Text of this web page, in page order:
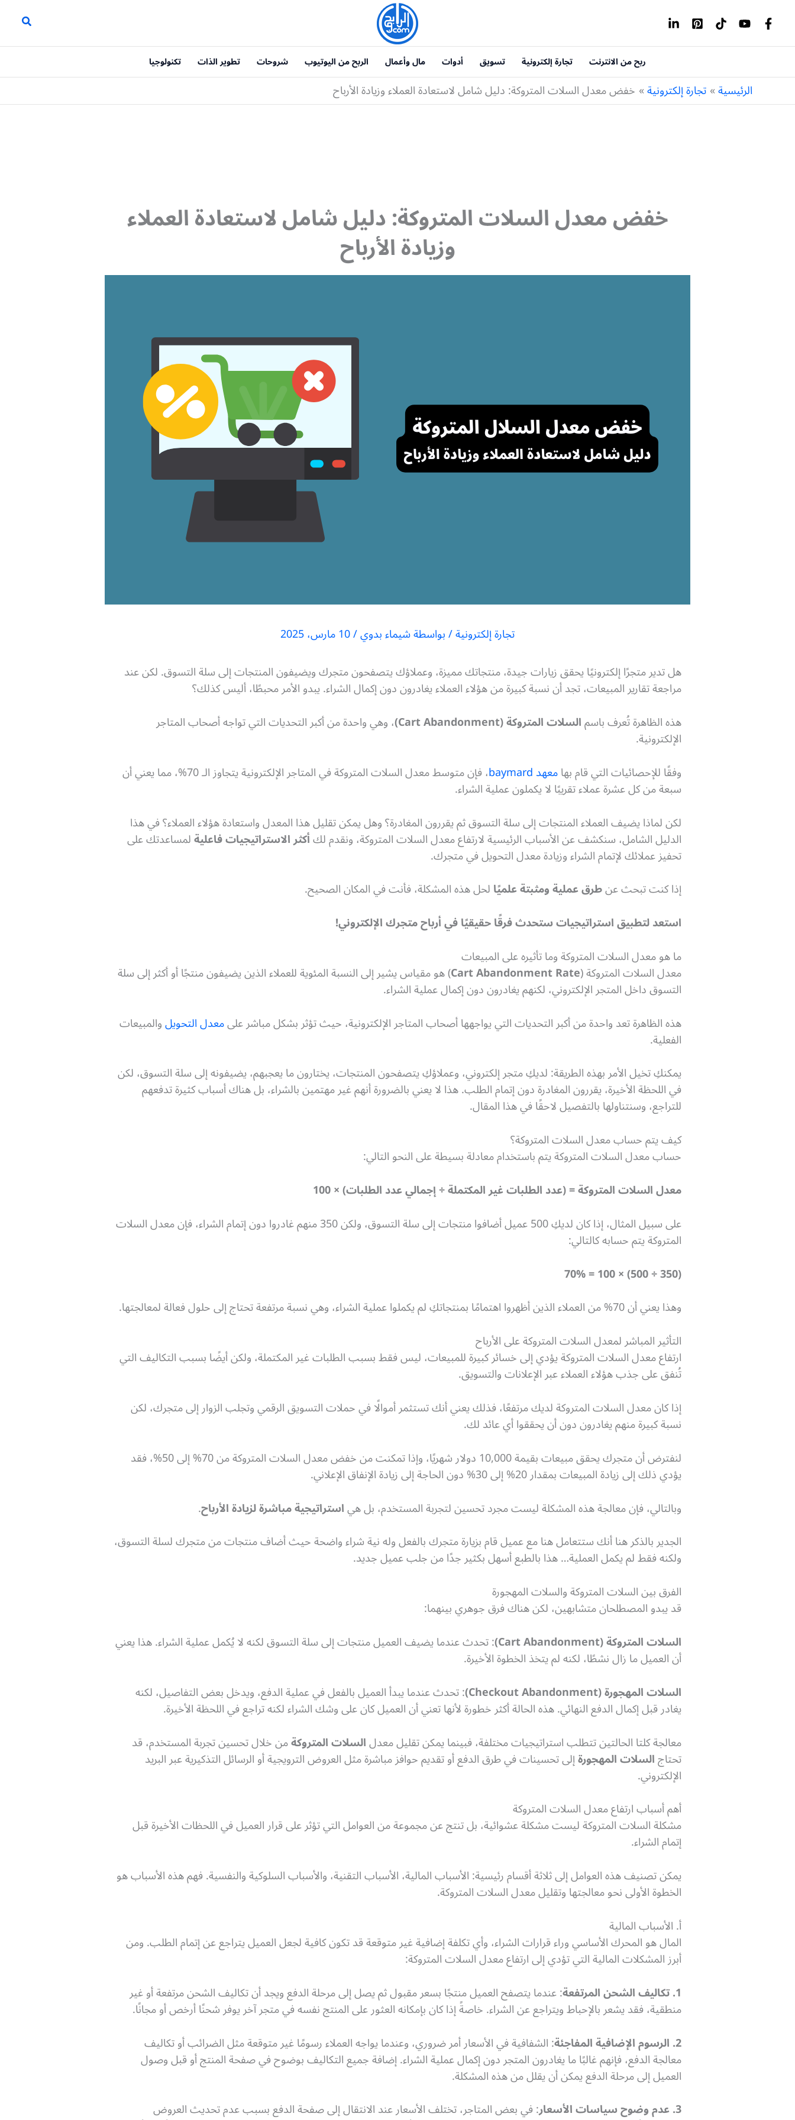
المحتوى
ربح من الانترنت تجارة إلكترونية تسويق أدوات مال وأعمال الربح من اليوتيوب شروحات تطوير الذات تكنولوجيا
الرئيسية تجارة إلكترونية خفض معدل السلات المتروكة: دليل شامل لاستعادة العملاء وزيادة الأرباح
خفض معدل السلات المتروكة: دليل شامل لاستعادة العملاء
وزيادة الأرباح
تجارة إلكترونية/ بواسطةشيماء بدوي/10 مارس، 2025
هل تدير متجرًا إلكترونيًا يحقق زيارات جيدة، منتجاتك مميزة، وعملاؤك يتصفحون متجرك ويضيفون المنتجات إلى سلة التسوق. لكن عند
مراجعة تقارير المبيعات، تجد أن نسبة كبيرة من هؤلاء العملاء يغادرون دون إكمال الشراء. يبدو الأمر محبطًا، أليس كذلك؟
هذه الظاهرة تُعرف باسمالسلات المتروكة (Cart Abandonment) ، وهي واحدة من أكبر التحديات التي تواجه أصحاب المتاجر
الإلكترونية.
وفقًا للإحصائيات التي قام بهامعهد baymard ، فإن متوسط معدل السلات المتروكة في المتاجر الإلكترونية يتجاوز الـ 70%، مما يعني أن
سبعة من كل عشرة عملاء تقريبًا لا يكملون عملية الشراء.
لكن لماذا يضيف العملاء المنتجات إلى سلة التسوق ثم يقررون المغادرة؟ وهل يمكن تقليل هذا المعدل واستعادة هؤلاء العملاء؟ في هذا
الدليل الشامل، سنكشف عن الأسباب الرئيسية لارتفاع معدل السلات المتروكة، ونقدم لكأكثر الاستراتيجيات فاعليةلمساعدتك على
تحفيز عملائك لإتمام الشراء وزيادة معدل التحويل في متجرك.
إذا كنت تبحث عنطرق عملية ومثبتة علميًالحل هذه المشكلة، فأنت في المكان الصحيح.
استعد لتطبيق استراتيجيات ستحدث فرقًا حقيقيًا في أرباح متجرك الإلكتروني!
ما هو معدل السلات المتروكة وما تأثيره على المبيعات
معدل السلات المتروكة (Cart Abandonment Rate) هو مقياس يشير إلى النسبة المئوية للعملاء الذين يضيفون منتجًا أو أكثر إلى سلة
التسوق داخل المتجر الإلكتروني، لكنهم يغادرون دون إكمال عملية الشراء.
هذه الظاهرة تعد واحدة من أكبر التحديات التي يواجهها أصحاب المتاجر الإلكترونية، حيث تؤثر بشكل مباشر علىمعدل التحويلوالمبيعات
الفعلية.
يمكنكِ تخيل الأمر بهذه الطريقة: لديكِ متجر إلكتروني، وعملاؤكِ يتصفحون المنتجات، يختارون ما يعجبهم، يضيفونه إلى سلة التسوق، لكن
في اللحظة الأخيرة، يقررون المغادرة دون إتمام الطلب. هذا لا يعني بالضرورة أنهم غير مهتمين بالشراء، بل هناك أسباب كثيرة تدفعهم
للتراجع، وسنتناولها بالتفصيل لاحقًا في هذا المقال.
كيف يتم حساب معدل السلات المتروكة؟
حساب معدل السلات المتروكة يتم باستخدام معادلة بسيطة على النحو التالي:
معدل السلات المتروكة = (عدد الطلبات غير المكتملة ÷ إجمالي عدد الطلبات) × 100
على سبيل المثال، إذا كان لديكِ 500 عميل أضافوا منتجات إلى سلة التسوق، ولكن 350 منهم غادروا دون إتمام الشراء، فإن معدل السلات
المتروكة يتم حسابه كالتالي:
(350 ÷ 500) × 100 = 70%
وهذا يعني أن 70% من العملاء الذين أظهروا اهتمامًا بمنتجاتكِ لم يكملوا عملية الشراء، وهي نسبة مرتفعة تحتاج إلى حلول فعالة لمعالجتها.
التأثير المباشر لمعدل السلات المتروكة على الأرباح
ارتفاع معدل السلات المتروكة يؤدي إلى خسائر كبيرة للمبيعات، ليس فقط بسبب الطلبات غير المكتملة، ولكن أيضًا بسبب التكاليف التي
تُنفق على جذب هؤلاء العملاء عبر الإعلانات والتسويق.
إذا كان معدل السلات المتروكة لديك مرتفعًا، فذلك يعني أنك تستثمر أموالًا في حملات التسويق الرقمي وتجلب الزوار إلى متجرك، لكن
نسبة كبيرة منهم يغادرون دون أن يحققوا أي عائد لك.
لنفترض أن متجرك يحقق مبيعات بقيمة 10,000 دولار شهريًا، وإذا تمكنت من خفض معدل السلات المتروكة من 70% إلى 50%، فقد
يؤدي ذلك إلى زيادة المبيعات بمقدار 20% إلى 30% دون الحاجة إلى زيادة الإنفاق الإعلاني.
وبالتالي، فإن معالجة هذه المشكلة ليست مجرد تحسين لتجربة المستخدم، بل هياستراتيجية مباشرة لزيادة الأرباح.
الجدير بالذكر هنا أنك ستتعامل هنا مع عميل قام بزيارة متجرك بالفعل وله نية شراء واضحة حيث أضاف منتجات من متجرك لسلة التسوق،
ولكنه فقط لم يكمل العملية… هذا بالطبع أسهل بكثير جدًا من جلب عميل جديد.
الفرق بين السلات المتروكة والسلات المهجورة
قد يبدو المصطلحان متشابهين، لكن هناك فرق جوهري بينهما:
السلات المتروكة (Cart Abandonment)
: تحدث عندما يضيف العميل منتجات إلى سلة التسوق لكنه لا يُكمل عملية الشراء. هذا يعني
أن العميل ما زال نشطًا، لكنه لم يتخذ الخطوة الأخيرة.
السلات المهجورة (Checkout Abandonment)
: تحدث عندما يبدأ العميل بالفعل في عملية الدفع، ويدخل بعض التفاصيل، لكنه
يغادر قبل إكمال الدفع النهائي. هذه الحالة أكثر خطورة لأنها تعني أن العميل كان على وشك الشراء لكنه تراجع في اللحظة الأخيرة.
معالجة كلتا الحالتين تتطلب استراتيجيات مختلفة، فبينما يمكن تقليل معدلالسلات المتروكةمن خلال تحسين تجربة المستخدم، قد
تحتاجالسلات المهجورةإلى تحسينات في طرق الدفع أو تقديم حوافز مباشرة مثل العروض الترويجية أو الرسائل التذكيرية عبر البريد
الإلكتروني.
أهم أسباب ارتفاع معدل السلات المتروكة
مشكلة السلات المتروكة ليست مشكلة عشوائية، بل تنتج عن مجموعة من العوامل التي تؤثر على قرار العميل في اللحظات الأخيرة قبل
إتمام الشراء.
يمكن تصنيف هذه العوامل إلى ثلاثة أقسام رئيسية: الأسباب المالية، الأسباب التقنية، والأسباب السلوكية والنفسية. فهم هذه الأسباب هو
الخطوة الأولى نحو معالجتها وتقليل معدل السلات المتروكة.
أ. الأسباب المالية
المال هو المحرك الأساسي وراء قرارات الشراء، وأي تكلفة إضافية غير متوقعة قد تكون كافية لجعل العميل يتراجع عن إتمام الطلب. ومن
أبرز المشكلات المالية التي تؤدي إلى ارتفاع معدل السلات المتروكة:
1. تكاليف الشحن المرتفعة
: عندما يتصفح العميل منتجًا بسعر مقبول ثم يصل إلى مرحلة الدفع ويجد أن تكاليف الشحن مرتفعة أو غير
منطقية، فقد يشعر بالإحباط ويتراجع عن الشراء. خاصةً إذا كان بإمكانه العثور على المنتج نفسه في متجر آخر يوفر شحنًا أرخص أو مجانًا.
2. الرسوم الإضافية المفاجئة
: الشفافية في الأسعار أمر ضروري، وعندما يواجه العملاء رسومًا غير متوقعة مثل الضرائب أو تكاليف
معالجة الدفع، فإنهم غالبًا ما يغادرون المتجر دون إكمال عملية الشراء. إضافة جميع التكاليف بوضوح في صفحة المنتج أو قبل وصول
العميل إلى مرحلة الدفع يمكن أن يقلل من هذه المشكلة.
3. عدم وضوح سياسات الأسعار
: في بعض المتاجر، تختلف الأسعار عند الانتقال إلى صفحة الدفع بسبب عدم تحديث العروض